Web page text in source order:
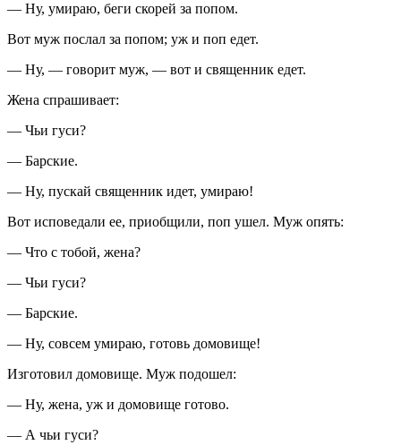
— Ну, умираю, беги скорей за попом.
Вот муж послал за попом; уж и поп едет.
— Ну, — говорит муж, — вот и священник едет.
Жена спрашивает:
— Чьи гуси?
— Барские.
— Ну, пускай священник идет, умираю!
Вот исповедали ее, приобщили, поп ушел. Муж опять:
— Что с тобой, жена?
— Чьи гуси?
— Барские.
— Ну, совсем умираю, готовь домовище!
Изготовил домовище. Муж подошел:
— Ну, жена, уж и домовище готово.
— А чьи гуси?